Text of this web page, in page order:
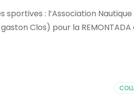
: l’Association
Clos) pour la